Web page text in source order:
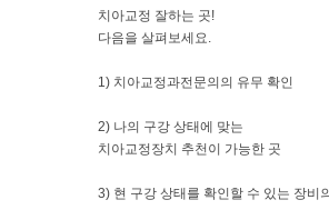
치아교정 잘하는 곳!
다음을 살펴보세요.
​​1) 치아교정과전문의의 유무 확인
​​2) 나의 구강 상태에 맞는
치아교정장치 추천이 가능한 곳
​3) 현 구강 상태를 확인할 수 있는 장비